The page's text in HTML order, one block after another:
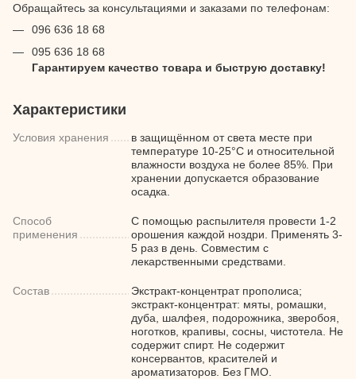
Обращайтесь за консультациями и заказами по телефонам:
096 636 18 68
095 636 18 68
Гарантируем качество товара и быструю доставку!
Характеристики
Условия хранения
в защищённом от света месте при
температуре 10-25°С и относительной
влажности воздуха не более 85%. При
хранении допускается образование
осадка.
Способ
применения
С помощью распылителя провести 1-2
орошения каждой ноздри. Применять 3-
5 раз в день. Совместим с
лекарственными средствами.
Состав
Экстракт-концентрат прополиса;
экстракт-концентрат: мяты, ромашки,
дуба, шалфея, подорожника, зверобоя,
ноготков, крапивы, сосны, чистотела. Не
содержит спирт. Не содержит
консервантов, красителей и
ароматизаторов. Без ГМО.